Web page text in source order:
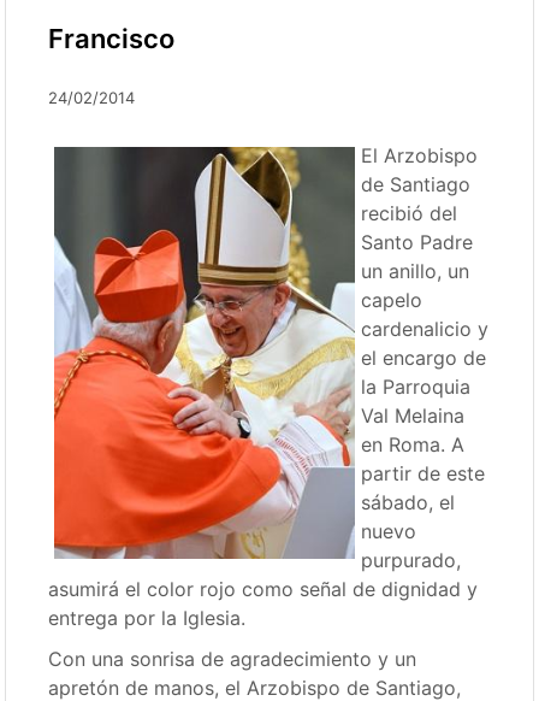
Francisco
24/02/2014
El Arzobispo
de Santiago
recibió del
Santo Padre
un anillo, un
capelo
cardenalicio y
el encargo de
la Parroquia
Val Melaina
en Roma. A
partir de este
sábado, el
nuevo
purpurado,
asumirá el color rojo como señal de dignidad y
entrega por la Iglesia.
Con una sonrisa de agradecimiento y un
apretón de manos, el Arzobispo de Santiago,